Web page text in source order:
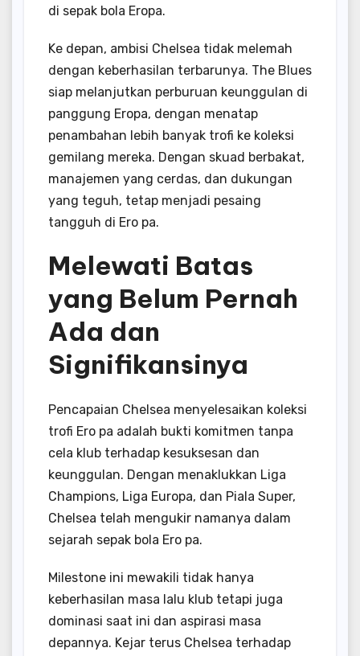
di sepak bola Eropa.
Ke depan, ambisi Chelsea tidak melemah
dengan keberhasilan terbarunya. The Blues
siap melanjutkan perburuan keunggulan di
panggung Eropa, dengan menatap
penambahan lebih banyak trofi ke koleksi
gemilang mereka. Dengan skuad berbakat,
manajemen yang cerdas, dan dukungan
yang teguh, tetap menjadi pesaing
tangguh di Ero pa.
Melewati Batas
yang Belum Pernah
Ada dan
Signifikansinya
Pencapaian Chelsea menyelesaikan koleksi
trofi Ero pa adalah bukti komitmen tanpa
cela klub terhadap kesuksesan dan
keunggulan. Dengan menaklukkan Liga
Champions, Liga Europa, dan Piala Super,
Chelsea telah mengukir namanya dalam
sejarah sepak bola Ero pa.
Milestone ini mewakili tidak hanya
keberhasilan masa lalu klub tetapi juga
dominasi saat ini dan aspirasi masa
depannya. Kejar terus Chelsea terhadap